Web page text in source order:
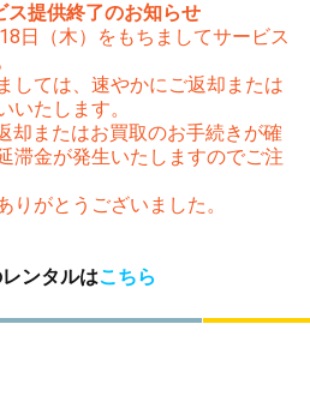
ス提供終了のお知らせ
日（木）をもちましてサービス
しては、速やかにご返却または
いたします。
却またはお買取のお手続きが確
滞金が発生いたしますのでご注
りがとうございました。
ンタルはこちら